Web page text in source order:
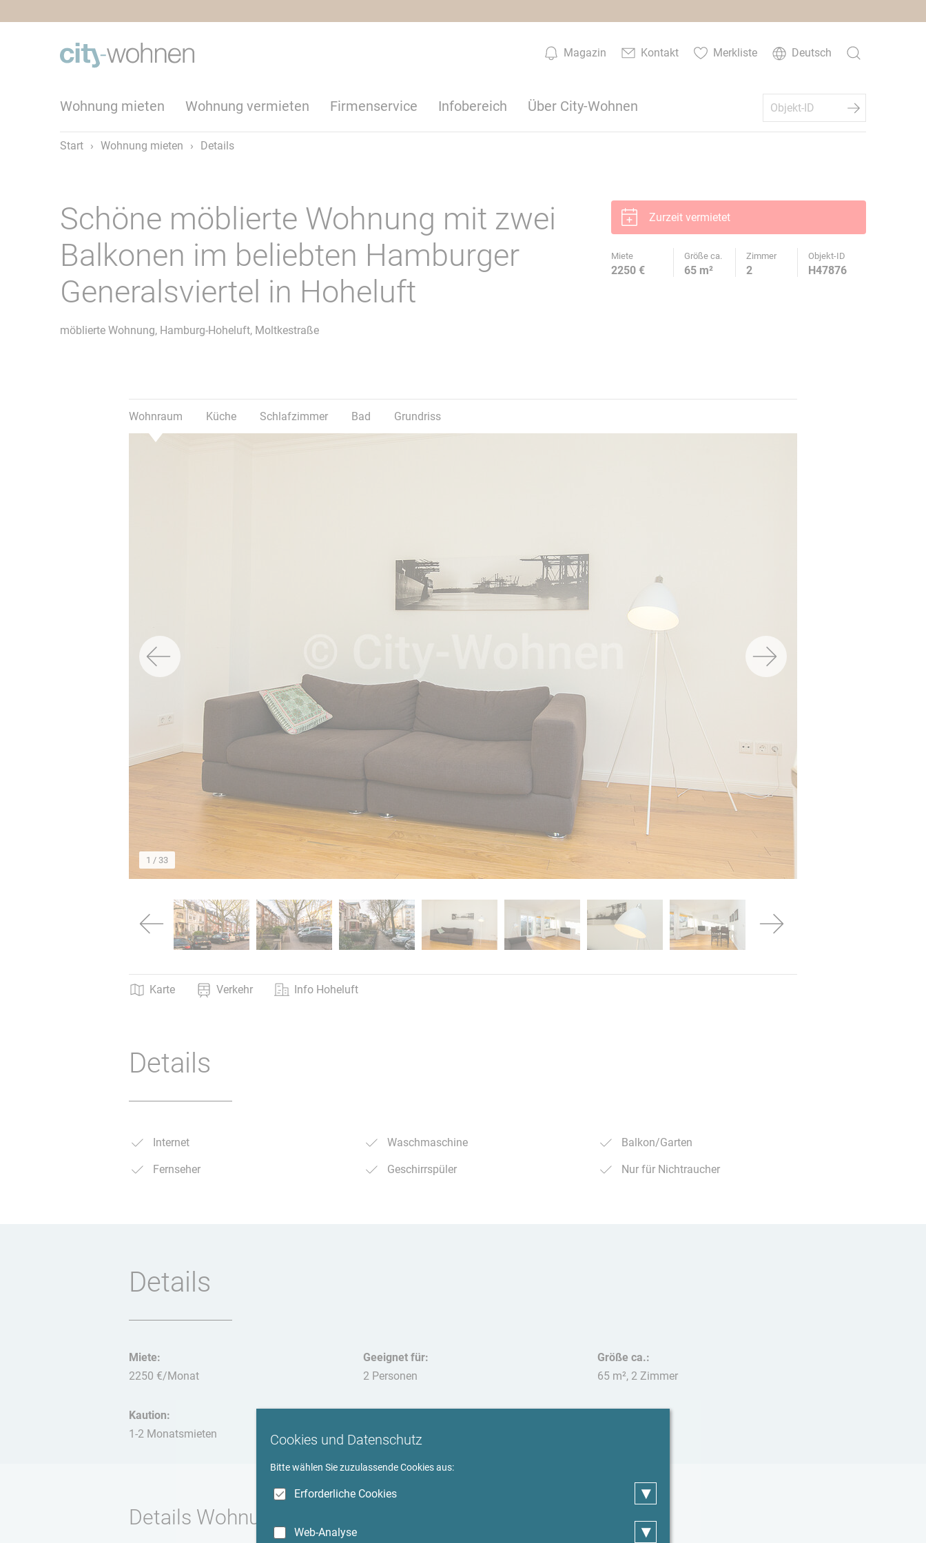
Magazin Kontakt Merkliste Deutsch
Wohnung mieten Wohnung vermieten Firmenservice Infobereich Über City-Wohnen
Start › Wohnung mieten › Details
Schöne möblierte Wohnung mit zwei
Balkonen im beliebten Hamburger
Generalsviertel in Hoheluft
möblierte Wohnung, Hamburg-Hoheluft, Moltkestraße
Wohnraum Küche Schlafzimmer Bad Grundriss
1 / 33
→
Zurzeit vermietet
Miete Größe ca. Zimmer Objekt-ID
2250 € 65 m² 2 H47876
Karte Verkehr Info Hoheluft
Details
Internet
Fernseher
Waschmaschine
Geschirrspüler
Balkon/Garten
Nur für Nichtraucher
Details
Miete:
2250 €/Monat
Kaution:
1-2 Monatsmieten
Geeignet für:
2 Personen
Größe ca.:
65 m², 2 Zimmer
Details Wohnung
Cookies und Datenschutz
Bitte wählen Sie zuzulassende Cookies aus:
Erforderliche Cookies ▾
Web-Analyse ▾